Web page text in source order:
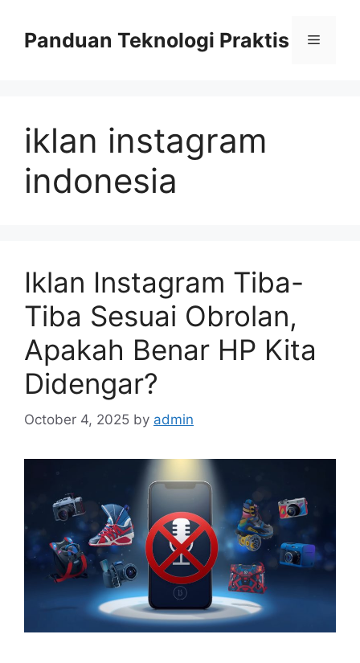
contentPanduan Teknologi Praktis Menu
iklan instagram
indonesia
Iklan Instagram Tiba-
Tiba Sesuai Obrolan,
Apakah Benar HP Kita
Didengar?
October 4, 2025 by admin